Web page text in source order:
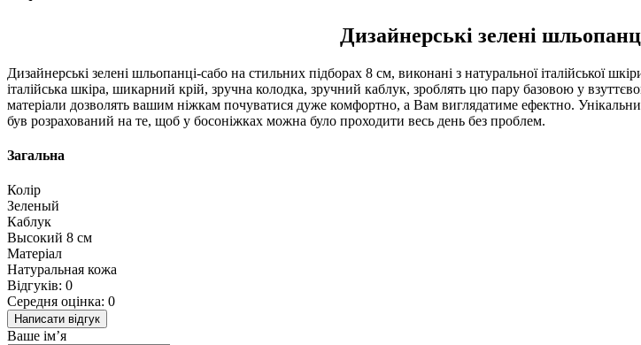
Дизайнерські зелені
Дизайнерські зелені шльопанці-сабо на стильних підборах 8 см, виконані з натуральної італійської
італійська шкіра, шикарний крій, зручна колодка, зручний каблук, зроблять цю пару базовою у
матеріали дозволять вашим ніжкам почуватися дуже комфортно, а Вам виглядатиме ефектно.
був розрахований на те, щоб у босоніжках можна було проходити весь день без проблем.
Загальна
Колір
Зеленый
Каблук
Высокий 8 см
Матеріал
Натуральная кожа
Відгуків: 0
Середня оцінка: 0
Написати відгук
Ваше ім’я